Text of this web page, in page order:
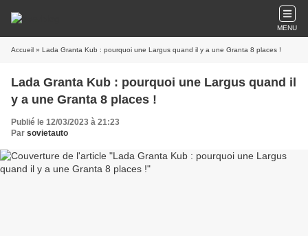
MENU
Accueil » Lada Granta Kub : pourquoi une Largus quand il y a une Granta 8 places !
Lada Granta Kub : pourquoi une Largus quand il
y a une Granta 8 places !
Publié le 12/03/2023 à 21:23
Par sovietauto